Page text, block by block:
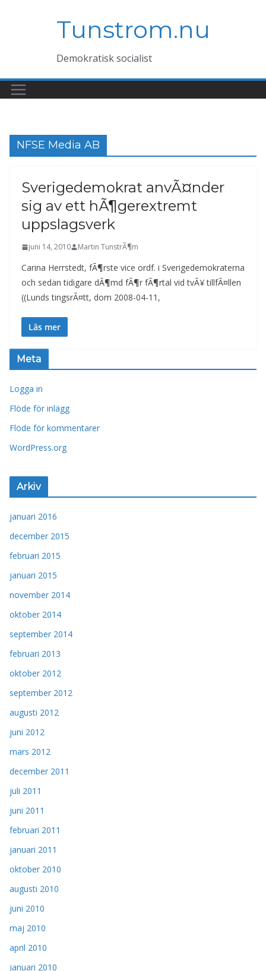
Tunstrom.nu
Demokratisk socialist
NFSE Media AB
Sverigedemokrat anvÃ¤nder
sig av ett hÃ¶gerextremt
uppslagsverk
juni 14, 2010 Martin TunstrÃ¶m
Carina Herrstedt, fÃ¶rste vice ordf. i Sverigedemokraterna
och sedan tidigare dÃ¶md fÃ¶r fÃ¶rtal vid tvÃ¥ tillfÃ¤llen
((Lunds tingsrÃ¤tt, dom 2008-04-11,
Läs mer
Meta
Logga in
Flöde för inlägg
Flöde för kommentarer
WordPress.org
Arkiv
januari 2016
december 2015
februari 2015
januari 2015
november 2014
oktober 2014
september 2014
februari 2013
oktober 2012
september 2012
augusti 2012
juni 2012
mars 2012
december 2011
juli 2011
juni 2011
februari 2011
januari 2011
oktober 2010
augusti 2010
juni 2010
maj 2010
april 2010
januari 2010